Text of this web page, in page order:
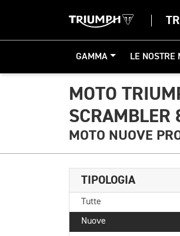
GAMMA LE NOSTRE
MOTO
SCRAMBLER
MOTO NUOVE
TIPOLOGIA
Tutte
Nuove